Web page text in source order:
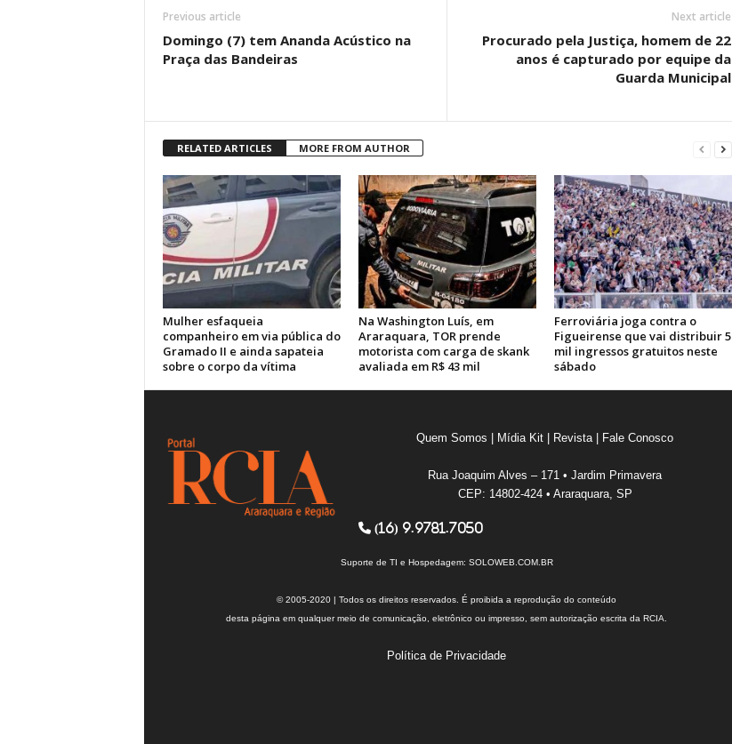
Previous article
Domingo (7) tem Ananda Acústico na
Praça das Bandeiras
Next article
Procurado pela Justiça, homem de 22
anos é capturado por equipe da
Guarda Municipal
RELATED ARTICLES MORE FROM AUTHOR
Mulher esfaqueia
companheiro em via pública do
Gramado II e ainda sapateia
sobre o corpo da vítima
Na Washington Luís, em
Araraquara, TOR prende
motorista com carga de skank
avaliada em R$ 43 mil
Ferroviária joga contra o
Figueirense que vai distribuir 5
mil ingressos gratuitos neste
sábado
Quem Somos Mídia Kit Revista| Fale Conosco
Rua Joaquim Alves – 171 • Jardim Primavera
CEP: 14802-424 • Araraquara, SP
(16) 9.9781.7050
Suporte de TI e Hospedagem: SOLOWEB.COM.BR
© 2005-2020 | Todos os direitos reservados. É proibida a reprodução do conteúdo
desta página em qualquer meio de comunicação, eletrônico ou impresso, sem autorização escrita da RCIA.
Política de Privacidade